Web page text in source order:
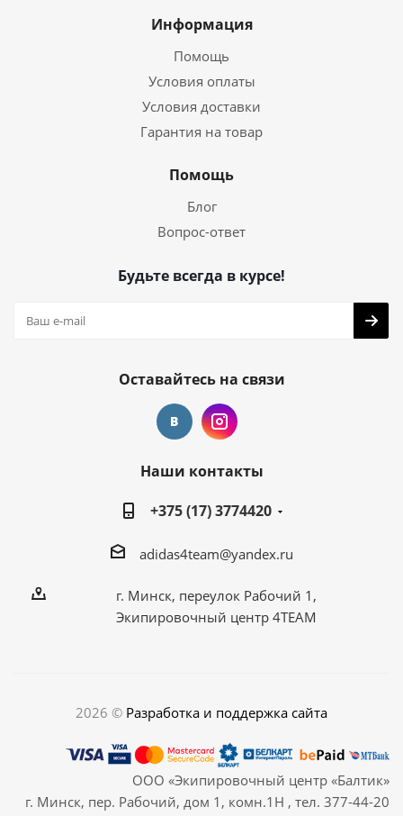
Информация
Помощь
Условия оплаты
Условия доставки
Гарантия на товар
Помощь
Блог
Вопрос-ответ
Будьте всегда в курсе!
Оставайтесь на связи
Наши контакты
+375 (17) 3774420
adidas4team@yandex.ru
г. Минск, переулок Рабочий 1,
Экипировочный центр 4TEAM
2026 © Разработка и поддержка сайта
ООО «Экипировочный центр «Балтик»
г. Минск, пер. Рабочий, дом 1, комн.1Н , тел. 377-44-20